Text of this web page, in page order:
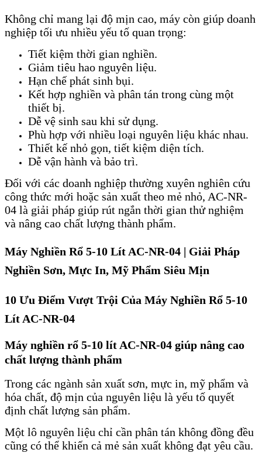
Không chỉ mang lại độ mịn cao, máy còn giúp doanh
nghiệp tối ưu nhiều yếu tố quan trọng:
Tiết kiệm thời gian nghiền.
Giảm tiêu hao nguyên liệu.
Hạn chế phát sinh bụi.
Kết hợp nghiền và phân tán trong cùng một
thiết bị.
Dễ vệ sinh sau khi sử dụng.
Phù hợp với nhiều loại nguyên liệu khác nhau.
Thiết kế nhỏ gọn, tiết kiệm diện tích.
Dễ vận hành và bảo trì.
Đối với các doanh nghiệp thường xuyên nghiên cứu
công thức mới hoặc sản xuất theo mẻ nhỏ, AC-NR-
04 là giải pháp giúp rút ngắn thời gian thử nghiệm
và nâng cao chất lượng thành phẩm.
Máy Nghiền Rổ 5-10 Lít AC-NR-04 | Giải Pháp
Nghiền Sơn, Mực In, Mỹ Phẩm Siêu Mịn
10 Ưu Điểm Vượt Trội Của Máy Nghiền Rổ 5-10
Lít AC-NR-04
Máy nghiền rổ 5-10 lít AC-NR-04 giúp nâng cao
chất lượng thành phẩm
Trong các ngành sản xuất sơn, mực in, mỹ phẩm và
hóa chất, độ mịn của nguyên liệu là yếu tố quyết
định chất lượng sản phẩm.
Một lô nguyên liệu chỉ cần phân tán không đồng đều
cũng có thể khiến cả mẻ sản xuất không đạt yêu cầu.